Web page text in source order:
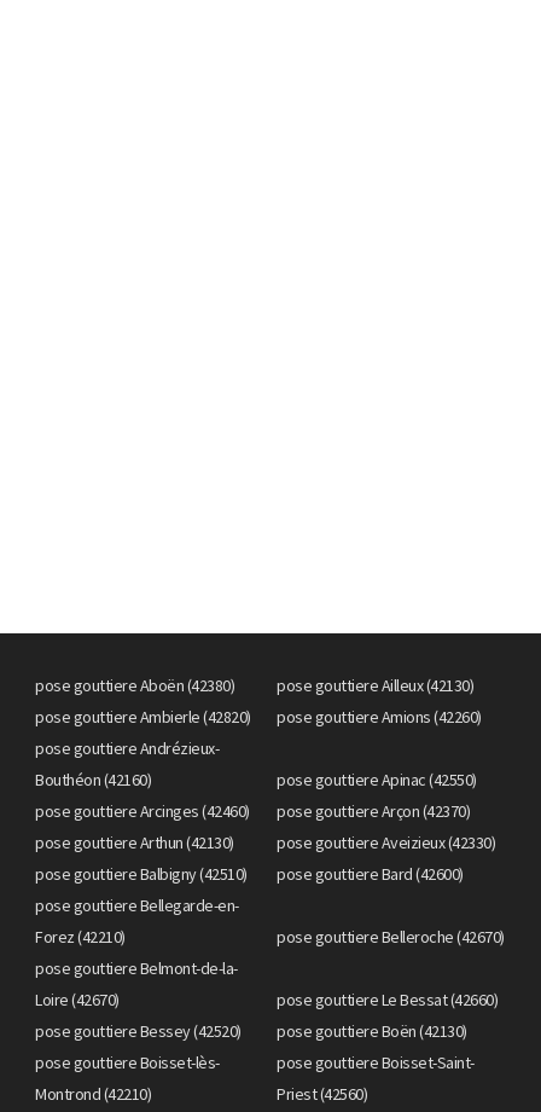
pose gouttiere Aboën (42380)
pose gouttiere Ailleux (42130)
pose gouttiere Ambierle (42820)
pose gouttiere Amions (42260)
pose gouttiere Andrézieux-
Bouthéon (42160)
pose gouttiere Apinac (42550)
pose gouttiere Arcinges (42460)
pose gouttiere Arçon (42370)
pose gouttiere Arthun (42130)
pose gouttiere Aveizieux (42330)
pose gouttiere Balbigny (42510)
pose gouttiere Bard (42600)
pose gouttiere Bellegarde-en-
Forez (42210)
pose gouttiere Belleroche (42670)
pose gouttiere Belmont-de-la-
Loire (42670)
pose gouttiere Le Bessat (42660)
pose gouttiere Bessey (42520)
pose gouttiere Boën (42130)
pose gouttiere Boisset-lès-
Montrond (42210)
pose gouttiere Boisset-Saint-
Priest (42560)